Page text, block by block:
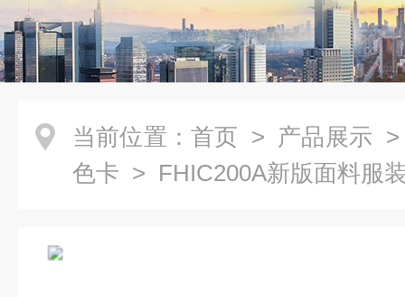
当前位置： 首页 > 产品展示
色卡 > FHIC200A新版面料服